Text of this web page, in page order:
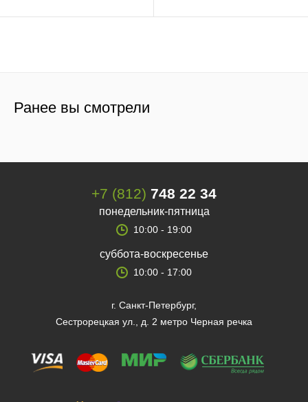
Ранее вы смотрели
+7 (812) 748 22 34
понедельник-пятница
10:00 - 19:00
суббота-воскресенье
10:00 - 17:00
г. Санкт-Петербург,
Сестрорецкая ул., д. 2 метро Черная речка